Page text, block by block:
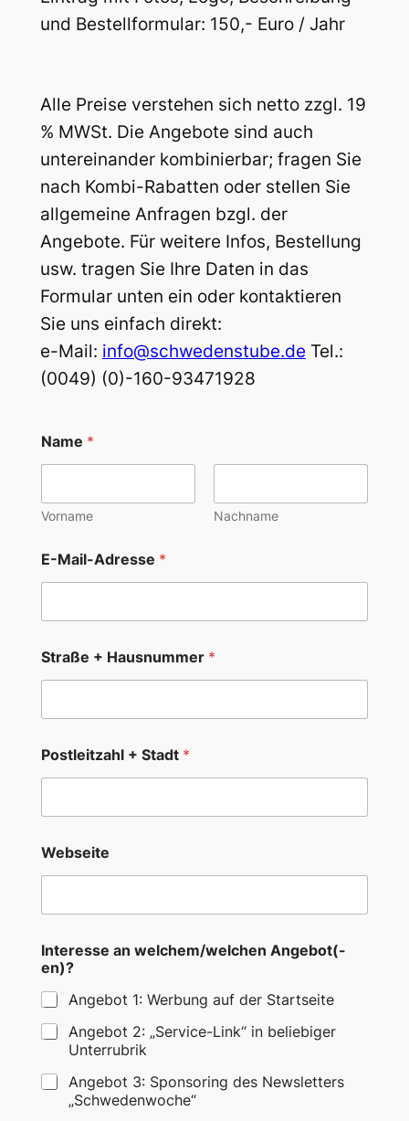
und Bestellformular: 150,- Euro / Jahr
Alle Preise verstehen sich netto zzgl. 19
% MWSt. Die Angebote sind auch
untereinander kombinierbar; fragen Sie
nach Kombi-Rabatten oder stellen Sie
allgemeine Anfragen bzgl. der
Angebote. Für weitere Infos, Bestellung
usw. tragen Sie Ihre Daten in das
Formular unten ein oder kontaktieren
Sie uns einfach direkt:
e-Mail: info@schwedenstube.de Tel.:
(0049) (0)-160-93471928
Name *
Vorname Nachname
E-Mail-Adresse *
Straße + Hausnummer *
Postleitzahl + Stadt *
Webseite
Interesse an welchem/welchen Angebot(-
en)?
Angebot 1: Werbung auf der Startseite
Angebot 2: „Service-Link“ in beliebiger
Unterrubrik
Angebot 3: Sponsoring des Newsletters
„Schwedenwoche“